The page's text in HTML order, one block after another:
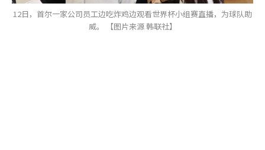
12日，首尔一家公司员工边吃炸鸡边观看世界杯小组赛直播，为球队助
威。 【图片来源 韩联社】